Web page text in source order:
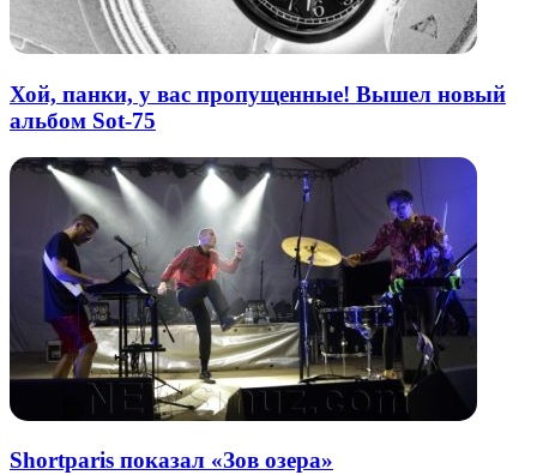
Хой, панки, у вас пропущенные! Вышел новый
альбом Sot-75
Shortparis показал «Зов озера»